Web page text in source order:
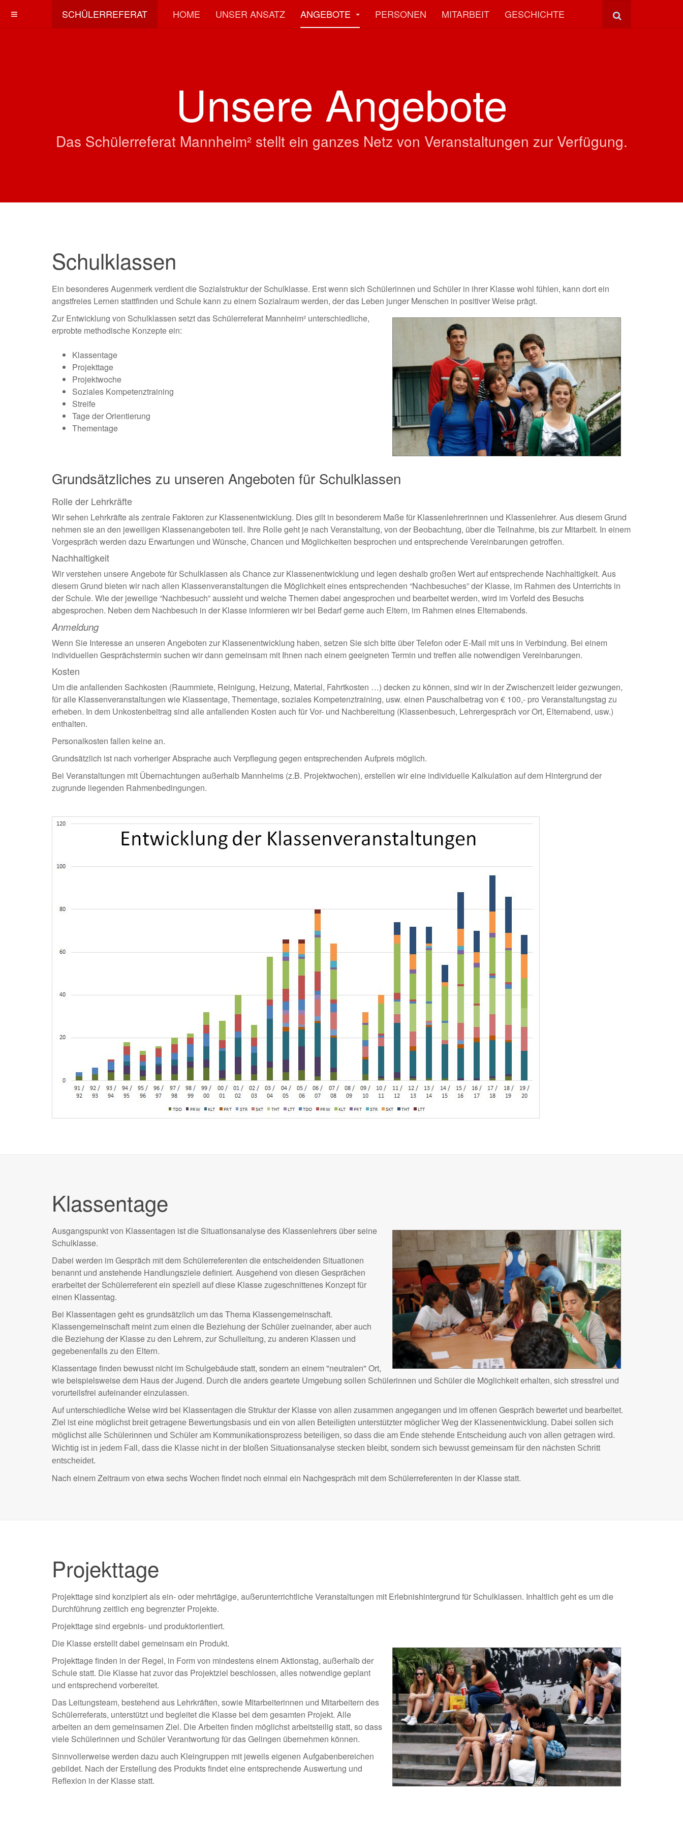
SCHÜLERREFERAT HOME UNSER ANSATZ ANGEBOTE PERSONEN MITARBEIT GESCHICHTE
Unsere Angebote
Das Schülerreferat Mannheim² stellt ein ganzes Netz von Veranstaltungen zur Verfügung.
Schulklassen
Ein besonderes Augenmerk verdient die Sozialstruktur der Schulklasse. Erst wenn sich Schülerinnen und Schüler in ihrer Klasse wohl fühlen, kann dort ein
angstfreies Lernen stattfinden und Schule kann zu einem Sozialraum werden, der das Leben junger Menschen in positiver Weise prägt.
Zur Entwicklung von Schulklassen setzt das Schülerreferat Mannheim² unterschiedliche,
erprobte methodische Konzepte ein:
Klassentage
Projekttage
Projektwoche
Soziales Kompetenztraining
Streife
Tage der Orientierung
Thementage
Grundsätzliches zu unseren Angeboten für Schulklassen
Rolle der Lehrkräfte
Wir sehen Lehrkräfte als zentrale Faktoren zur Klassenentwicklung. Dies gilt in besonderem Maße für Klassenlehrerinnen und Klassenlehrer. Aus diesem Grund
nehmen sie an den jeweiligen Klassenangeboten teil. Ihre Rolle geht je nach Veranstaltung, von der Beobachtung, über die Teilnahme, bis zur Mitarbeit. In einem
Vorgespräch werden dazu Erwartungen und Wünsche, Chancen und Möglichkeiten besprochen und entsprechende Vereinbarungen getroffen.
Nachhaltigkeit
Wir verstehen unsere Angebote für Schulklassen als Chance zur Klassenentwicklung und legen deshalb großen Wert auf entsprechende Nachhaltigkeit. Aus
diesem Grund bieten wir nach allen Klassenveranstaltungen die Möglichkeit eines entsprechenden “Nachbesuches” der Klasse, im Rahmen des Unterrichts in
der Schule. Wie der jeweilige “Nachbesuch” aussieht und welche Themen dabei angesprochen und bearbeitet werden, wird im Vorfeld des Besuchs
abgesprochen. Neben dem Nachbesuch in der Klasse informieren wir bei Bedarf gerne auch Eltern, im Rahmen eines Elternabends.
Anmeldung
Wenn Sie Interesse an unseren Angeboten zur Klassenentwicklung haben, setzen Sie sich bitte über Telefon oder E-Mail mit uns in Verbindung. Bei einem
individuellen Gesprächstermin suchen wir dann gemeinsam mit Ihnen nach einem geeigneten Termin und treffen alle notwendigen Vereinbarungen.
Kosten
Um die anfallenden Sachkosten (Raummiete, Reinigung, Heizung, Material, Fahrtkosten …) decken zu können, sind wir in der Zwischenzeit leider gezwungen,
für alle Klassenveranstaltungen wie Klassentage, Thementage, soziales Kompetenztraining, usw. einen Pauschalbetrag von € 100,- pro Veranstaltungstag zu
erheben. In dem Unkostenbeitrag sind alle anfallenden Kosten auch für Vor- und Nachbereitung (Klassenbesuch, Lehrergespräch vor Ort, Elternabend, usw.)
enthalten.
Personalkosten fallen keine an.
Grundsätzlich ist nach vorheriger Absprache auch Verpflegung gegen entsprechenden Aufpreis möglich.
Bei Veranstaltungen mit Übernachtungen außerhalb Mannheims (z.B. Projektwochen), erstellen wir eine individuelle Kalkulation auf dem Hintergrund der
zugrunde liegenden Rahmenbedingungen.
Klassentage
Ausgangspunkt von Klassentagen ist die Situationsanalyse des Klassenlehrers über seine
Schulklasse.
Dabei werden im Gespräch mit dem Schülerreferenten die entscheidenden Situationen
benannt und anstehende Handlungsziele definiert. Ausgehend von diesen Gesprächen
erarbeitet der Schülerreferent ein speziell auf diese Klasse zugeschnittenes Konzept für
einen Klassentag.
Bei Klassentagen geht es grundsätzlich um das Thema Klassengemeinschaft.
Klassengemeinschaft meint zum einen die Beziehung der Schüler zueinander, aber auch
die Beziehung der Klasse zu den Lehrern, zur Schulleitung, zu anderen Klassen und
gegebenenfalls zu den Eltern.
Klassentage finden bewusst nicht im Schulgebäude statt, sondern an einem "neutralen" Ort,
wie beispielsweise dem Haus der Jugend. Durch die anders geartete Umgebung sollen Schülerinnen und Schüler die Möglichkeit erhalten, sich stressfrei und
vorurteilsfrei aufeinander einzulassen.
Auf unterschiedliche Weise wird bei Klassentagen die Struktur der Klasse von allen zusammen angegangen und im offenen Gespräch bewertet und bearbeitet.
Ziel ist eine möglichst breit getragene Bewertungsbasis und ein von allen Beteiligten unterstützter möglicher Weg der Klassenentwicklung. Dabei sollen sich
möglichst alle Schülerinnen und Schüler am Kommunikationsprozess beteiligen, so dass die am Ende stehende Entscheidung auch von allen getragen wird.
Wichtig ist in jedem Fall, dass die Klasse nicht in der bloßen Situationsanalyse stecken bleibt, sondern sich bewusst gemeinsam für den nächsten Schritt
entscheidet.
Nach einem Zeitraum von etwa sechs Wochen findet noch einmal ein Nachgespräch mit dem Schülerreferenten in der Klasse statt.
Projekttage
Projekttage sind konzipiert als ein- oder mehrtägige, außerunterrichtliche Veranstaltungen mit Erlebnishintergrund für Schulklassen. Inhaltlich geht es um die
Durchführung zeitlich eng begrenzter Projekte.
Projekttage sind ergebnis- und produktorientiert.
Die Klasse erstellt dabei gemeinsam ein Produkt.
Projekttage finden in der Regel, in Form von mindestens einem Aktionstag, außerhalb der
Schule statt. Die Klasse hat zuvor das Projektziel beschlossen, alles notwendige geplant
und entsprechend vorbereitet.
Das Leitungsteam, bestehend aus Lehrkräften, sowie Mitarbeiterinnen und Mitarbeitern des
Schülerreferats, unterstützt und begleitet die Klasse bei dem gesamten Projekt. Alle
arbeiten an dem gemeinsamen Ziel. Die Arbeiten finden möglichst arbeitsteilig statt, so dass
viele Schülerinnen und Schüler Verantwortung für das Gelingen übernehmen können.
Sinnvollerweise werden dazu auch Kleingruppen mit jeweils eigenen Aufgabenbereichen
gebildet. Nach der Erstellung des Produkts findet eine entsprechende Auswertung und
Reflexion in der Klasse statt.